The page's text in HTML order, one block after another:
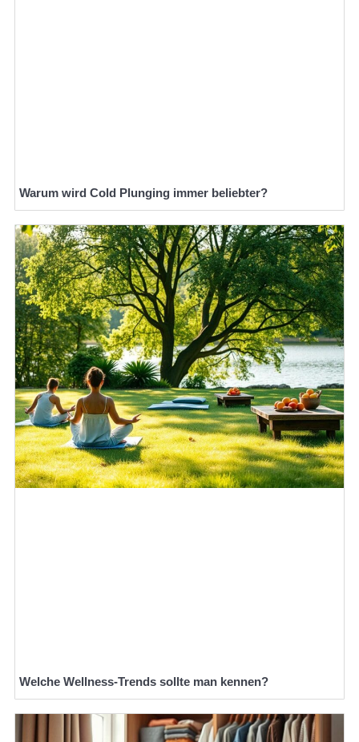
Warum wird Cold Plunging immer beliebter?
Welche Wellness-Trends sollte man kennen?